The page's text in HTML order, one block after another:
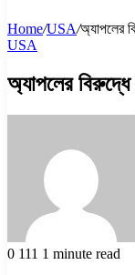
Home/USA/অ্যাপলের
USA
অ্যাপলের
0 111 1 minute read